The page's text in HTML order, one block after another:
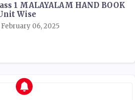
1 MALAYALAM HAND BOOK
Wise
February 06, 2025